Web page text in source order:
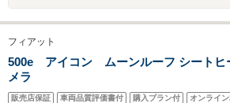
フィアット
500e アイコン ムーンルーフ シートヒ
メラ
販売店保証 車両品質評価書付 購入プラン付 オンライ